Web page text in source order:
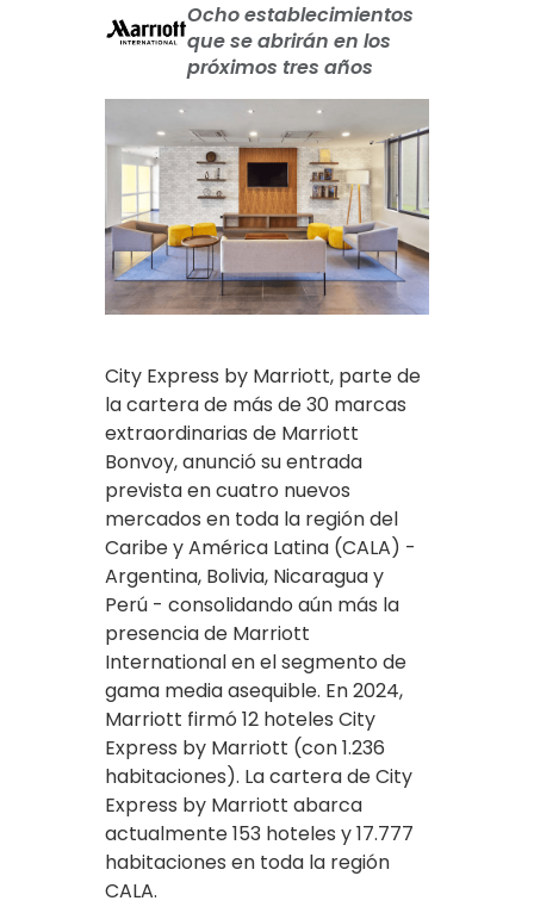
Ocho establecimientos
que se abrirán en los
próximos tres años
City Express by Marriott, parte de
la cartera de más de 30 marcas
extraordinarias de Marriott
Bonvoy, anunció su entrada
prevista en cuatro nuevos
mercados en toda la región del
Caribe y América Latina (CALA) -
Argentina, Bolivia, Nicaragua y
Perú - consolidando aún más la
presencia de Marriott
International en el segmento de
gama media asequible. En 2024,
Marriott firmó 12 hoteles City
Express by Marriott (con 1.236
habitaciones). La cartera de City
Express by Marriott abarca
actualmente 153 hoteles y 17.777
habitaciones en toda la región
CALA.